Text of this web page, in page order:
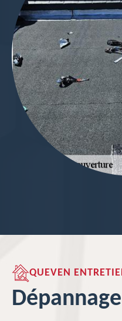
QUEVEN